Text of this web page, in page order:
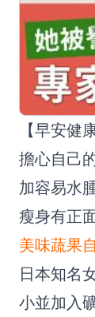
【早安
擔心自己
加容易水
瘦身有正
美味蔬果
日本知名
小並加入